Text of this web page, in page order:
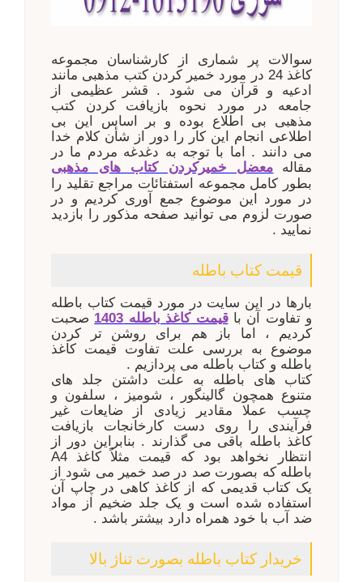
سوالات پر شماری از کارشناسان مجموعه
کاغذ 24 در مورد خمیر کردن کتب مذهبی مانند
ادعیه و قرآن می شود . قشر عظیمی از
جامعه در مورد نحوه بازیافت کردن کتب
مذهبی بی اطلاع بوده و بر اساس این بی
اطلاعی انجام این کار را دور از شأن کلام خدا
می دانند . اما با توجه به دغدغه مردم ما در
مقاله معضل خمیرکردن کتاب های مذهبی
بطور کامل مجموعه استفتائات مراجع تقلید را
در مورد این موضوع جمع آوری کردیم و در
صورت لزوم می توانید صفحه مذکور را بازدید
نمایید .
قیمت کتاب باطله
بارها در این سایت در مورد قیمت کتاب باطله
و تفاوت آن باقیمتکاغذ باطله 1403
صحبت
کردیم ، اما باز هم برای روشن تر کردن
موضوع به بررسی علت تفاوت قیمت کاغذ
باطله و کتاب باطله می پردازیم .
کتاب های باطله به علت داشتن جلد های
متنوع همچون گالینگور ، شومیز ، سلفون و
چسب عملا مقادیر زیادی از ضایعات غیر
فرآیندی را روی دست کارخانجات بازیافت
کاغذ باطله باقی می گذارند . بنابراین دور از
انتظار نخواهد بود که قیمت مثلاً کاغذ A4
باطله که بصورت صد در صد خمیر می شود از
یک کتاب قدیمی که از کاغذ کاهی در چاپ آن
استفاده شده است و یک جلد ضخیم از مواد
ضد آب با خود همراه دارد بیشتر باشد .
خریدار کتاب باطله بصورت تناژ بالا